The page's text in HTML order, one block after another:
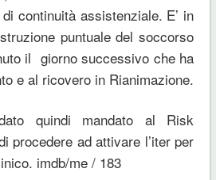
continuità assistenziale. E’ in
puntuale del soccorso
il giorno successivo che ha
e al ricovero in Rianimazione.
quindi mandato al Risk
procedere ad attivare l’iter per
imdb/me / 183